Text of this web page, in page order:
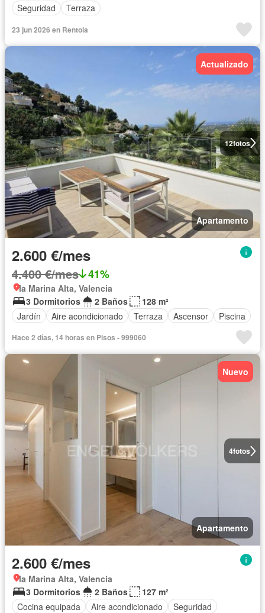
Seguridad
Terraza
23 jun 2026 en Rentola
12fotos
Actualizado
Apartamento
2.600 €/mes
4.400 €/mes 41%
la Marina Alta, Valencia
3 Dormitorios
2 Baños
128 m²
Jardín
Aire acondicionado Terraza Ascensor Piscina
Hace 2 días, 14 horas en Pisos - 999060
4fotos
Nuevo
Apartamento
2.600 €/mes
la Marina Alta, Valencia
3 Dormitorios
2 Baños
127 m²
Cocina equipada
Aire acondicionado
Seguridad